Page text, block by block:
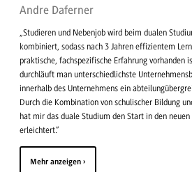
Andre Daferner
„Studieren und Nebenjob wird beim dualen
kombiniert, sodass nach 3 Jahren effizientem
praktische, fachspezifische Erfahrung vorhanden
durchläuft man unterschiedlichste
innerhalb des Unternehmens ein
Durch die Kombination von schulischer Bildung
hat mir das duale Studium den Start in den
erleichtert.“
Mehr anzeigen